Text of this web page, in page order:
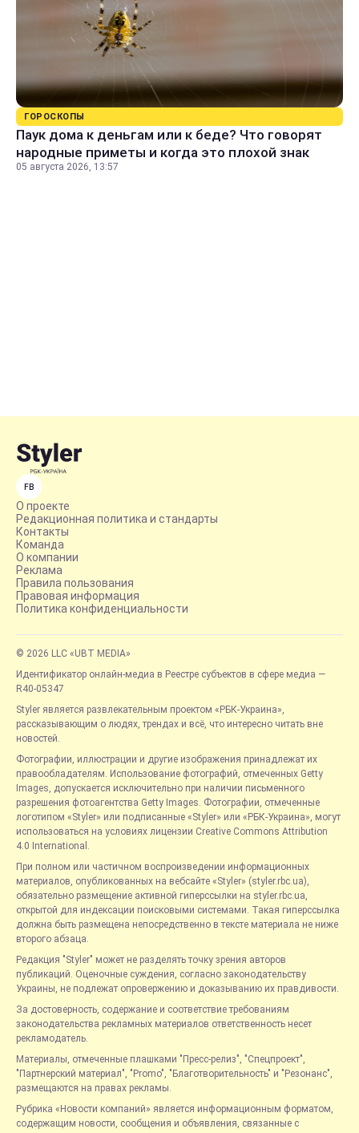
ГОРОСКОПЫ
Паук дома к деньгам или к беде? Что говорят
народные приметы и когда это плохой знак
05 августа 2026, 13:57
FB
О проекте
Редакционная политика и стандарты
Контакты
Команда
О компании
Реклама
Правила пользования
Правовая информация
Политика конфиденциальности
© 2026 LLC «UBT MEDIA»
Идентификатор онлайн-медиа в Реестре субъектов в сфере медиа —
R40-05347
Styler является развлекательным проектом «РБК-Украина»,
рассказывающим о людях, трендах и всё, что интересно читать вне
новостей.
Фотографии, иллюстрации и другие изображения принадлежат их
правообладателям. Использование фотографий, отмеченных Getty
Images, допускается исключительно при наличии письменного
разрешения фотоагентства Getty Images. Фотографии, отмеченные
логотипом «Styler» или подписанные «Styler» или «РБК-Украина», могут
использоваться на условиях лицензии Creative Commons Attribution
4.0 International.
При полном или частичном воспроизведении информационных
материалов, опубликованных на вебсайте «Styler» (styler.rbc.ua),
обязательно размещение активной гиперссылки на styler.rbc.ua,
открытой для индексации поисковыми системами. Такая гиперссылка
должна быть размещена непосредственно в тексте материала не ниже
второго абзаца.
Редакция "Styler" может не разделять точку зрения авторов
публикаций. Оценочные суждения, согласно законодательству
Украины, не подлежат опровержению и доказыванию их правдивости.
За достоверность, содержание и соответствие требованиям
законодательства рекламных материалов ответственность несет
рекламодатель.
Материалы, отмеченные плашками "Пресс-релиз", "Спецпроект",
"Партнерский материал", "Promo", "Благотворительность" и "Резонанс",
размещаются на правах рекламы.
Рубрика «Новости компаний» является информационным форматом,
содержащим новости, сообщения и объявления, связанные с